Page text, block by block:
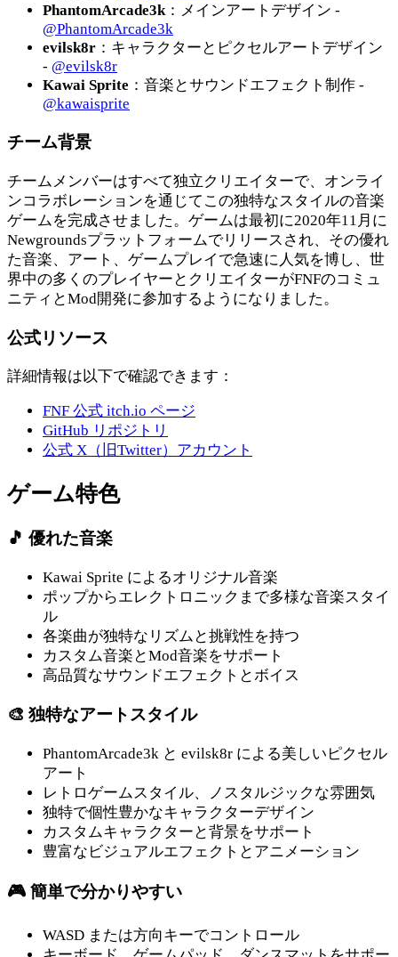
PhantomArcade3k ：メインアートデザイン -
@PhantomArcade3k
evilsk8r ：キャラクターとピクセルアートデザイン
- @evilsk8r
Kawai Sprite ：音楽とサウンドエフェクト制作 -
@kawaisprite
チーム背景
チームメンバーはすべて独立クリエイターで、オンライ
ンコラボレーションを通じてこの独特なスタイルの音楽
ゲームを完成させました。ゲームは最初に2020年11月に
Newgroundsプラットフォームでリリースされ、その優れ
た音楽、アート、ゲームプレイで急速に人気を博し、世
界中の多くのプレイヤーとクリエイターがFNFのコミュ
ニティとMod開発に参加するようになりました。
公式リソース
詳細情報は以下で確認できます：
FNF 公式 itch.io ページ
GitHub リポジトリ
公式 X（旧Twitter）アカウント
ゲーム特色
🎵 優れた音楽
Kawai Sprite によるオリジナル音楽
ポップからエレクトロニックまで多様な音楽スタイ
ル
各楽曲が独特なリズムと挑戦性を持つ
カスタム音楽とMod音楽をサポート
高品質なサウンドエフェクトとボイス
🎨 独特なアートスタイル
PhantomArcade3k と evilsk8r による美しいピクセル
アート
レトロゲームスタイル、ノスタルジックな雰囲気
独特で個性豊かなキャラクターデザイン
カスタムキャラクターと背景をサポート
豊富なビジュアルエフェクトとアニメーション
🎮 簡単で分かりやすい
WASD または方向キーでコントロール